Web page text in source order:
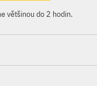
většinou do 2 hodin.